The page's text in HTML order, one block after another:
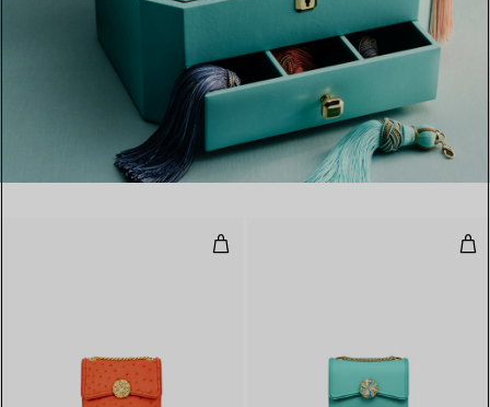
Mittelgroße Ribbons